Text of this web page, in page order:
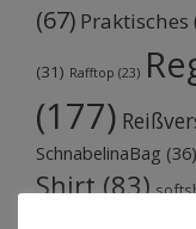
(67) Praktisches
(31) Rafftop (23)
(177)
SchnabelinaBag (36)
Shirt(83)